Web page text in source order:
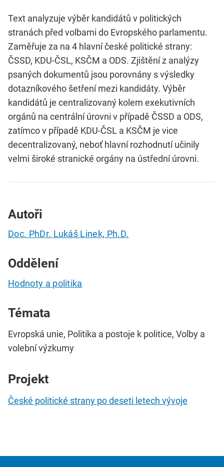
Text analyzuje výběr kandidátů v politických
stranách před volbami do Evropského parlamentu.
Zaměřuje za na 4 hlavní české politické strany:
ČSSD, KDU-ČSL, KSČM a ODS. Zjištění z analýzy
psaných dokumentů jsou porovnány s výsledky
dotazníkového šetření mezi kandidáty. Výběr
kandidátů je centralizovaný kolem exekutivních
orgánů na centrální úrovni v případě ČSSD a ODS,
zatímco v případě KDU-ČSL a KSČM je vice
decentralizovaný, neboť hlavní rozhodnutí učinily
velmi široké stranické orgány na ústřední úrovni.
Autoři
Doc. PhDr. Lukáš Linek, Ph.D.
Oddělení
Hodnoty a politika
Témata
Evropská unie, Politika a postoje k politice, Volby a
volební výzkumy
Projekt
České politické strany po deseti letech vývoje